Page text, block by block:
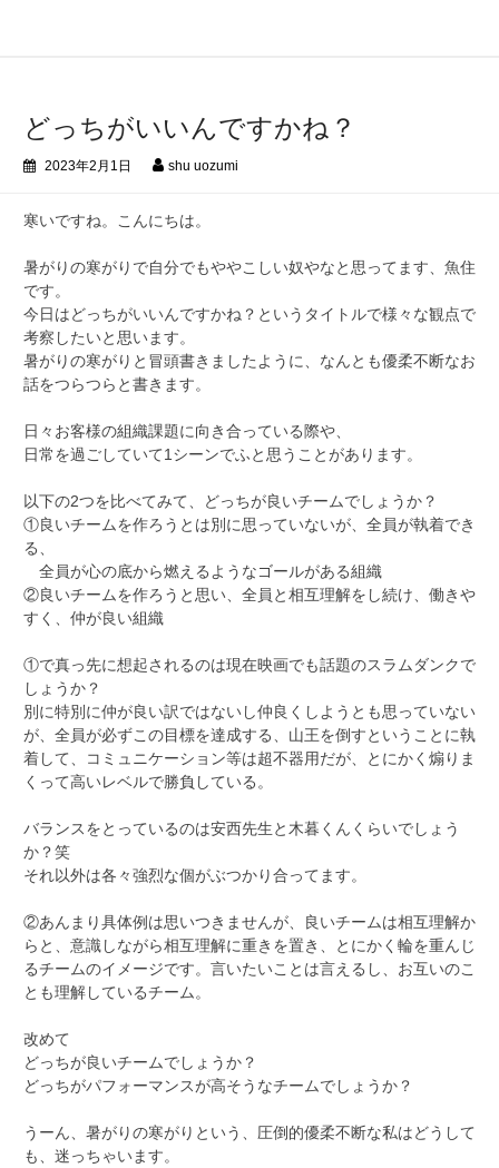
どっちがいいんですかね？
2023年2月1日 shu uozumi
寒いですね。こんにちは。
暑がりの寒がりで自分でもややこしい奴やなと思ってます、魚住
です。
今日はどっちがいいんですかね？というタイトルで様々な観点で
考察したいと思います。
暑がりの寒がりと冒頭書きましたように、なんとも優柔不断なお
話をつらつらと書きます。
日々お客様の組織課題に向き合っている際や、
日常を過ごしていて1シーンでふと思うことがあります。
以下の2つを比べてみて、どっちが良いチームでしょうか？
①良いチームを作ろうとは別に思っていないが、全員が執着でき
る、
全員が心の底から燃えるようなゴールがある組織
②良いチームを作ろうと思い、全員と相互理解をし続け、働きや
すく、仲が良い組織
①で真っ先に想起されるのは現在映画でも話題のスラムダンクで
しょうか？
別に特別に仲が良い訳ではないし仲良くしようとも思っていない
が、全員が必ずこの目標を達成する、山王を倒すということに執
着して、コミュニケーション等は超不器用だが、とにかく煽りま
くって高いレベルで勝負している。
バランスをとっているのは安西先生と木暮くんくらいでしょう
か？笑
それ以外は各々強烈な個がぶつかり合ってます。
②あんまり具体例は思いつきませんが、良いチームは相互理解か
らと、意識しながら相互理解に重きを置き、とにかく輪を重んじ
るチームのイメージです。言いたいことは言えるし、お互いのこ
とも理解しているチーム。
改めて
どっちが良いチームでしょうか？
どっちがパフォーマンスが高そうなチームでしょうか？
うーん、暑がりの寒がりという、圧倒的優柔不断な私はどうして
も、迷っちゃいます。